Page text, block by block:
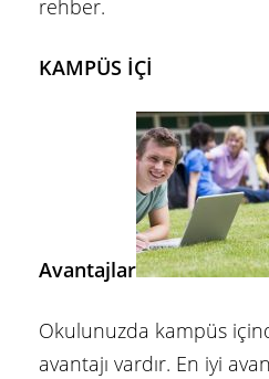
rehber.
KAMPÜS İÇİ
Avantajlar
Okulunuzda kampüs
avantajı vardır. En iyi